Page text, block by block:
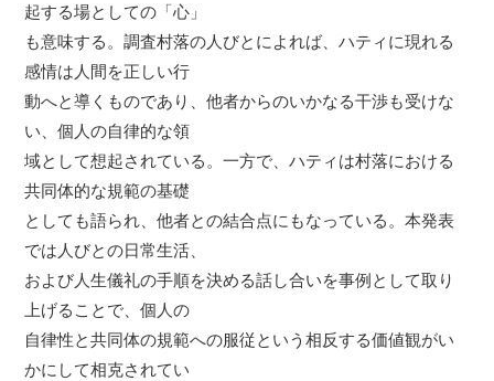
起する場としての「心」
も意味する。調査村落の人びとによれば、ハティに現れる
感情は人間を正しい行
動へと導くものであり、他者からのいかなる干渉も受けな
い、個人の自律的な領
域として想起されている。一方で、ハティは村落における
共同体的な規範の基礎
としても語られ、他者との結合点にもなっている。本発表
では人びとの日常生活、
および人生儀礼の手順を決める話し合いを事例として取り
上げることで、個人の
自律性と共同体の規範への服従という相反する価値観がい
かにして相克されてい